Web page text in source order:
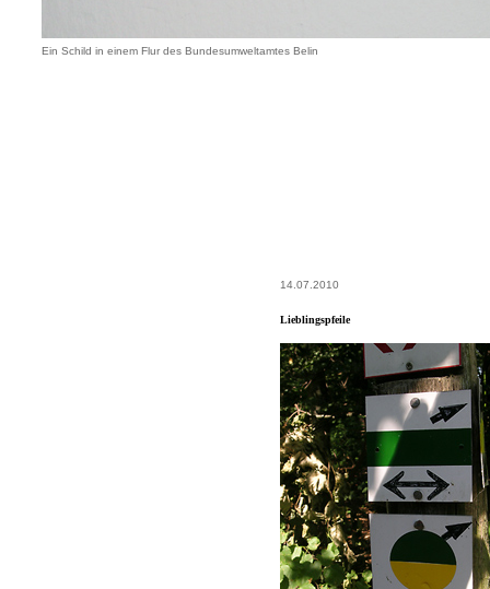
Ein Schild in einem Flur des Bundesumweltamtes Belin
14.07.2010
Lieblingspfeile